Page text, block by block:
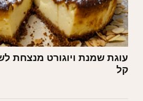
עוגת שמנת ויוגורט מנצחת
קל